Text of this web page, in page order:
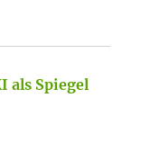
als Spiegel